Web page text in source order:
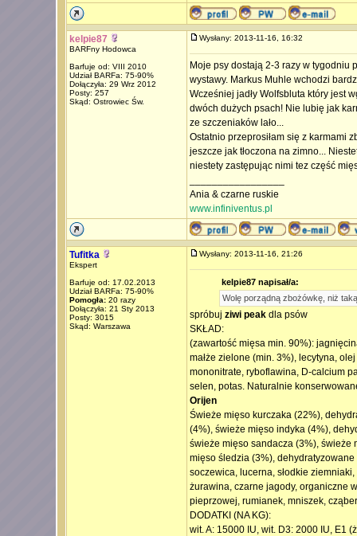
kelpie87
BARFny Hodowca
Barfuje od: VIII 2010
Udział BARFa: 75-90%
Dołączyła: 29 Wrz 2012
Posty: 257
Skąd: Ostrowiec Św.
Wysłany: 2013-11-16, 16:32
Moje psy dostają 2-3 razy w tygodniu
wystawy. Markus Muhle wchodzi
Wcześniej jadły Wolfsbluta który jest
dwóch dużych psach! Nie lubię jak
ze szczeniaków lało...
Ostatnio przeprosiłam się z karmami
jeszcze jak tłoczona na zimno...
niestety zastępując nimi tez część
Ania & czarne ruskie
www.infiniventus.pl
Tufitka
Ekspert
Barfuje od: 17.02.2013
Udział BARFa: 75-90%
Pomogła:20 razy
Dołączyła: 21 Sty 2013
Posty: 3015
Skąd: Warszawa
Wysłany: 2013-11-16, 21:26
kelpie87 napisał/a:
Wolę porządną zbożówkę, niż
spróbuj ziwi peakdla psów
SKŁAD:
(zawartość mięsa min. 90%):
małże zielone (min. 3%), lecytyna,
mononitrate, ryboflawina, D-calcium
selen, potas. Naturalnie
Orijen
Świeże mięso kurczaka (22%),
(4%), świeże mięso indyka (4%),
świeże mięso sandacza (3%), świeże
mięso śledzia (3%),
soczewica, lucerna, słodkie
żurawina, czarne jagody, organiczne
pieprzowej, rumianek, mniszek,
DODATKI (NA KG):
wit. A: 15000 IU, wit. D3: 2000 IU, E1